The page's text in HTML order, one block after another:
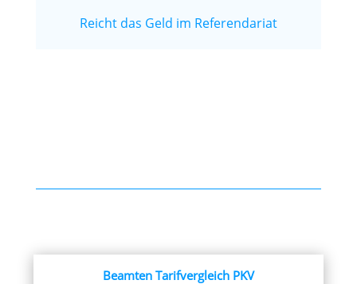
Reicht das Geld im Referendariat
Beamten Tarifvergleich PKV